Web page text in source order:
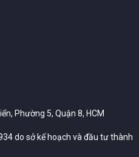
Phường 5, Quận 8, HCM
do sở kế hoạch và đầu tư thành